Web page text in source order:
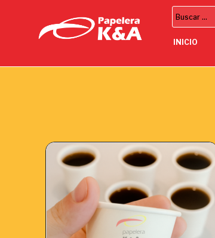
INICIO